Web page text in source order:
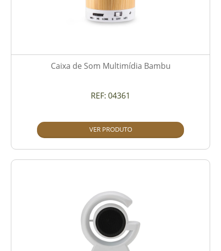
Caixa de Som Multimídia Bambu
REF: 04361
VER PRODUTO